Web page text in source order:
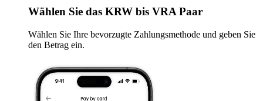
Wählen Sie das KRW bis VRA Paar
Wählen Sie Ihre bevorzugte Zahlungsmethode und geben Sie
den Betrag ein.